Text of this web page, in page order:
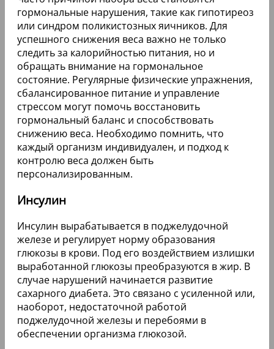
гормональные нарушения, такие как гипотиреоз
или синдром поликистозных яичников. Для
успешного снижения веса важно не только
следить за калорийностью питания, но и
обращать внимание на гормональное
состояние. Регулярные физические упражнения,
сбалансированное питание и управление
стрессом могут помочь восстановить
гормональный баланс и способствовать
снижению веса. Необходимо помнить, что
каждый организм индивидуален, и подход к
контролю веса должен быть
персонализированным.
Инсулин
Инсулин вырабатывается в поджелудочной
железе и регулирует норму образования
глюкозы в крови. Под его воздействием излишки
выработанной глюкозы преобразуются в жир. В
случае нарушений начинается развитие
сахарного диабета. Это связано с усиленной или,
наоборот, недостаточной работой
поджелудочной железы и перебоями в
обеспечении организма глюкозой.